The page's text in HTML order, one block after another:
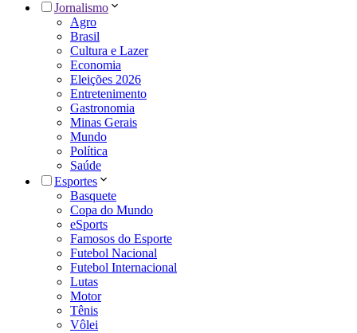
Jornalismo
Agro
Brasil
Cultura e Lazer
Economia
Eleições 2026
Entretenimento
Gastronomia
Minas Gerais
Mundo
Política
Saúde
Esportes
Basquete
Copa do Mundo
eSports
Famosos do Esporte
Futebol Nacional
Futebol Internacional
Lutas
Motor
Tênis
Vôlei